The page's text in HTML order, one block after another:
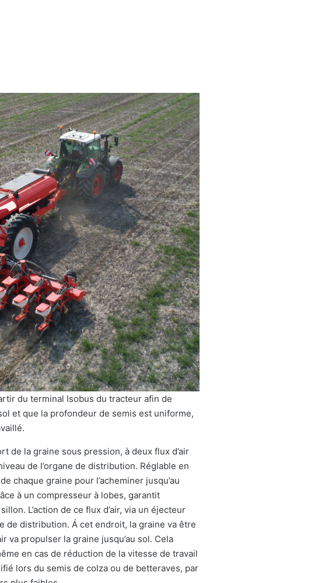
du terminal Isobus du tracteur afin de
et que la profondeur de semis est uniforme,
de la graine sous pression, à deux flux d’air
de l’organe de distribution. Réglable en
chaque graine pour l’acheminer jusqu’au
à un compresseur à lobes, garantit
L’action de ce flux d’air, via un éjecteur
de distribution. Á cet endroit, la graine va être
va propulser la graine jusqu’au sol. Cela
en cas de réduction de la vitesse de travail
lors du semis de colza ou de betteraves, par